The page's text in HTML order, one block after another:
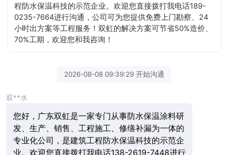
程防水保温科技的示范企业。欢迎您直接拨打我电话189-
0235-7664进行沟通，公司可为您提供免费上门勘察、24
小时出方案等工程服务！双虹的解决方案可节省50%造价、
70%工期，欢迎您和我咨询！
2026-08-08 09:39:29 开始沟通
双**水
您好，广东双虹是一家专门从事防水保温涂料研
发、生产、销售、工程施工、修缮补漏为一体的
专业化公司，是建筑工程防水保温科技的示范企
业。欢迎您直接拨打我电话138-2619-7448进行